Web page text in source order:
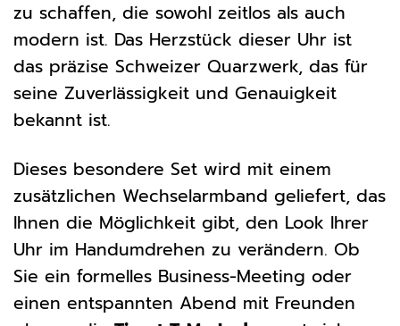
zu schaffen, die sowohl zeitlos als auch
modern ist. Das Herzstück dieser Uhr ist
das präzise Schweizer Quarzwerk, das für
seine Zuverlässigkeit und Genauigkeit
bekannt ist.
Dieses besondere Set wird mit einem
zusätzlichen Wechselarmband geliefert, das
Ihnen die Möglichkeit gibt, den Look Ihrer
Uhr im Handumdrehen zu verändern. Ob
Sie ein formelles Business-Meeting oder
einen entspannten Abend mit Freunden